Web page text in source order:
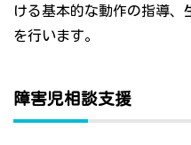
ける基本的な動作の指導、
を行います。
障害児相談支援